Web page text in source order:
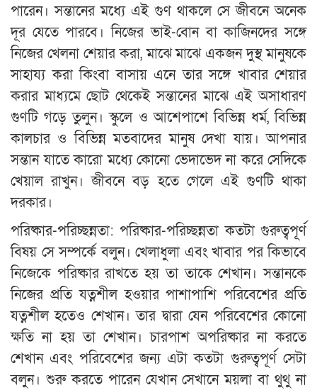
পারেন। সন্তানের মধ্যে এই গুণ থাকলে সে জীবনে অনেক
দূর যেতে পারবে। নিজের ভাই-বোন বা কাজিনদের সঙ্গে
নিজের খেলনা শেয়ার করা, মাঝে মাঝে একজন দুস্থ মানুষকে
সাহায্য করা কিংবা বাসায় এনে তার সঙ্গে খাবার শেয়ার
করার মাধ্যমে ছোট থেকেই সন্তানের মাঝে এই অসাধারণ
গুণটি গড়ে তুলুন। স্কুলে ও আশেপাশে বিভিন্ন ধর্ম, বিভিন্ন
কালচার ও বিভিন্ন মতবাদের মানুষ দেখা যায়। আপনার
সন্তান যাতে কারো মধ্যে কোনো ভেদাভেদ না করে সেদিকে
খেয়াল রাখুন। জীবনে বড় হতে গেলে এই গুণটি থাকা
দরকার।
পরিষ্কার-পরিচ্ছন্নতা: পরিষ্কার-পরিচ্ছন্নতা কতটা গুরুত্বপূর্ণ
বিষয় সে সম্পর্কে বলুন। খেলাধুলা এবং খাবার পর কিভাবে
নিজেকে পরিষ্কার রাখতে হয় তা তাকে শেখান। সন্তানকে
নিজের প্রতি যত্নশীল হওয়ার পাশাপাশি পরিবেশের প্রতি
যত্নশীল হতেও শেখান। তার দ্বারা যেন পরিবেশের কোনো
ক্ষতি না হয় তা শেখান। চারপাশ অপরিষ্কার না করতে
শেখান এবং পরিবেশের জন্য এটা কতটা গুরুত্বপূর্ণ সেটা
বলুন। শুরু করতে পারেন যেখান সেখানে ময়লা বা থুথু না